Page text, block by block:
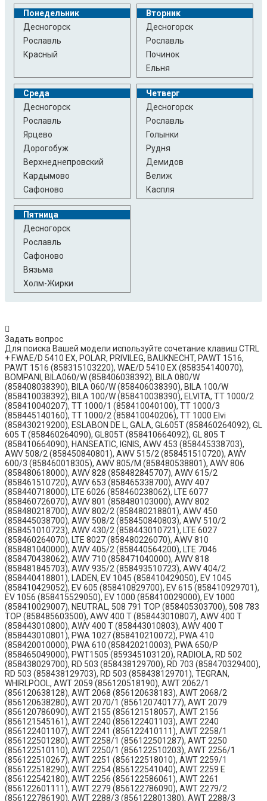
Понедельник
Десногорск
Рославль
Красный
Вторник
Десногорск
Рославль
Починок
Ельня
Среда
Десногорск
Рославль
Ярцево
Дорогобуж
Верхнеднепровский
Кардымово
Сафоново
Четверг
Десногорск
Рославль
Голынки
Рудня
Демидов
Велиж
Каспля
Пятница
Десногорск
Рославль
Сафоново
Вязьма
Холм-Жирки
Задать вопрос
​Для поиска Вашей модели используйте сочетание клавиш CTRL
+ F.​ ​WAE/D 5410 EX, POLAR, PRIVILEG, BAUKNECHT, PAWT 1516,
PAWT 1516 (858315103220), WAE/D 5410 EX (858354140070),
BOMPANI, BILA060/W (858406038392), BILA 080/W
(858408038390), BILA 060/W (858406038390), BILA 100/W
(858410038392), BILA 100/W (858410038390), ELVITA, TT 1000/2
(858410040207), TT 1000/1 (858410040100), TT 1000/3
(858445140160), TT 1000/2 (858410040206), TT 1000 Elvi
(858430219200), ESLABON DE L, GALA, GL605T (858460264092), GL
605 T (858460264090), GL805T (858410664092), GL 805 T
(858410664090), HANSEATIC, IGNIS, AWV 453 (858445338703),
AWV 508/2 (858450840801), AWV 515/2 (858451510720), AWV
600/3 (858460018305), AWV 805/M (858480538801), AWV 806
(858480618000), AWV 828 (858482845707), AWV 615/2
(858461510720), AWV 653 (858465338700), AWV 407
(858440718000), LTE 6026 (858460238062), LTE 6077
(858460726070), AWV 801 (858480103000), AWV 802
(858480218700), AWV 802/2 (858480218801), AWV 450
(858445038700), AWV 508/2 (858450840803), AWV 510/2
(858451010723), AWV 430/2 (858443010721), LTE 6027
(858460264070), LTE 8027 (858480226070), AWV 810
(858481040000), AWV 405/2 (858440564200), LTE 7046
(858470438062), AWV 710 (858471040000), AWV 818
(858481845703), AWV 935/2 (858493510723), AWV 404/2
(858440418801), LADEN, EV 1045 (858410429050), EV 1045
(858410429052), EV 605 (858410829700), EV 615 (858410929701),
EV 1056 (858415529050), EV 1000 (858410029000), EV 1000
(858410029007), NEUTRAL, 508 791 TOP (858405303700), 508 783
TOP (858485603500), AWV 400 T (858443010807), AWV 400 T
(858443010800), AWV 400 T (858443010803), AWV 400 T
(858443010801), PWA 1027 (858410210072), PWA 410
(858420010000), PWA 610 (858420210003), PWA 650/P
(858465049000), PWT1505 (859345103120), RADIOLA, RD 502
(858438029700), RD 503 (858438129700), RD 703 (858470329400),
RD 503 (858438129703), RD 503 (858438129701), TEGRAN,
WHIRLPOOL, AWT 2059 (856120518190), AWT 2062/1
(856120638128), AWT 2068 (856120638183), AWT 2068/2
(856120638280), AWT 2070/1 (856120740177), AWT 2079
(856120786090), AWT 2155 (856121518057), AWT 2156
(856121545161), AWT 2240 (856122401103), AWT 2240
(856122401107), AWT 2241 (856122410111), AWT 2258/1
(856122501280), AWT 2258/1 (856122501287), AWT 2250
(856122510110), AWT 2250/1 (856122510203), AWT 2256/1
(856122510267), AWT 2251 (856122518010), AWT 2259/1
(856122518290), AWT 2254 (856122541040), AWT 2259 E
(856122542180), AWT 2256 (856122586061), AWT 2261
(856122601111), AWT 2279 (856122786090), AWT 2279/2
(856122786190), AWT 2288/3 (856122801380), AWT 2288/3